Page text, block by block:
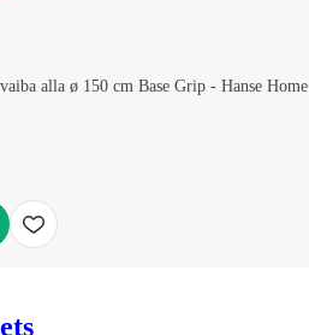
alla ø 150 cm Base Grip - Hanse Home